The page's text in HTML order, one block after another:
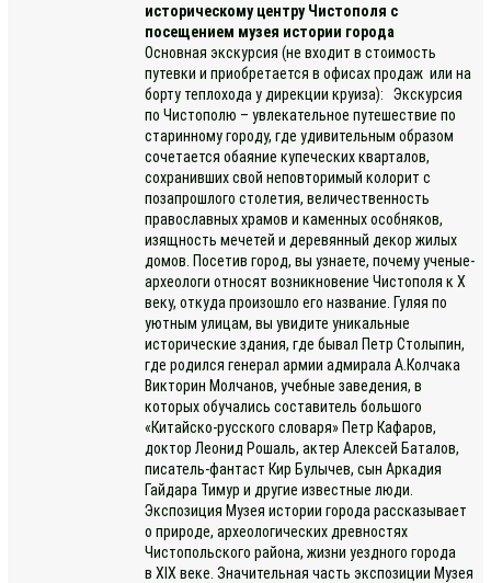
историческому центру Чистополя с
посещением музея истории города
Основная экскурсия (не входит в стоимость
путевки и приобретается в офисах продаж или на
борту теплохода у дирекции круиза): Экскурсия
по Чистополю – увлекательное путешествие по
старинному городу, где удивительным образом
сочетается обаяние купеческих кварталов,
сохранивших свой неповторимый колорит с
позапрошлого столетия, величественность
православных храмов и каменных особняков,
изящность мечетей и деревянный декор жилых
домов. Посетив город, вы узнаете, почему ученые-
археологи относят возникновение Чистополя к Х
веку, откуда произошло его название. Гуляя по
уютным улицам, вы увидите уникальные
исторические здания, где бывал Петр Столыпин,
где родился генерал армии адмирала А.Колчака
Викторин Молчанов, учебные заведения, в
которых обучались составитель большого
«Китайско-русского словаря» Петр Кафаров,
доктор Леонид Рошаль, актер Алексей Баталов,
писатель-фантаст Кир Булычев, сын Аркадия
Гайдара Тимур и другие известные люди.
Экспозиция Музея истории города рассказывает
о природе, археологических древностях
Чистопольского района, жизни уездного города
в XIX веке. Значительная часть экспозиции Музея